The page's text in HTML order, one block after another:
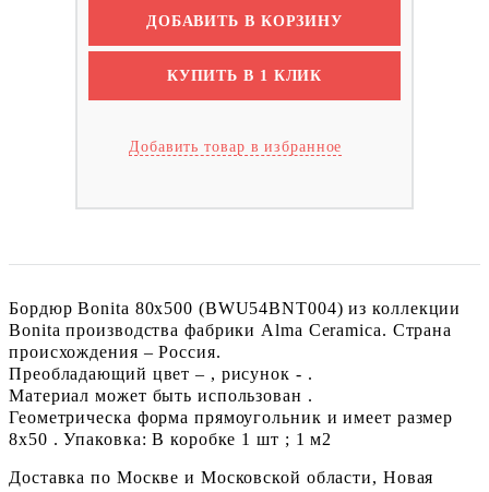
ДОБАВИТЬ В КОРЗИНУ
КУПИТЬ В 1 КЛИК
Добавить товар в избранное
Бордюр Bonita 80x500 (BWU54BNT004) из коллекции
Bonita производства фабрики Alma Ceramica. Страна
происхождения – Россия.
Преобладающий цвет – , рисунок - .
Материал может быть использован .
Геометрическа форма прямоугольник и имеет размер
8x50 . Упаковка: В коробке 1 шт ; 1 м2
Доставка по Москве и Московской области, Новая